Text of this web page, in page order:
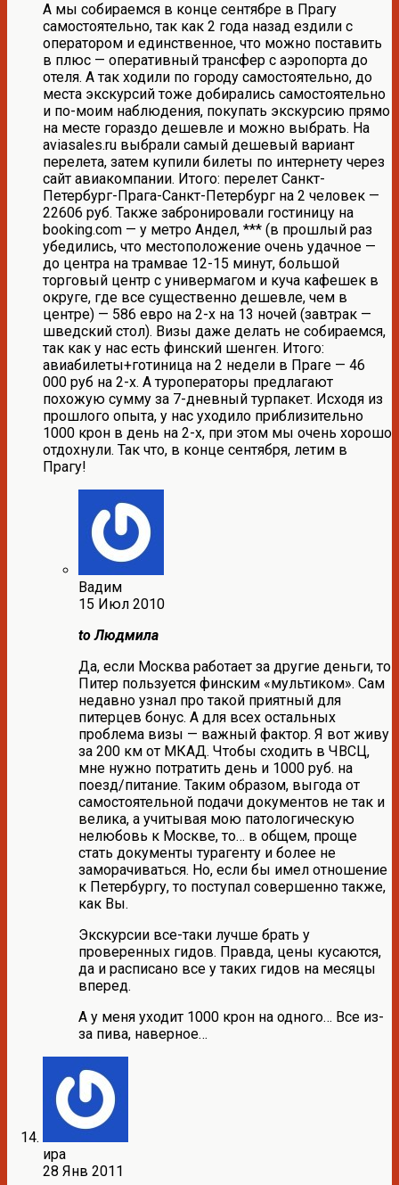
А мы собираемся в конце сентябре в Прагу
самостоятельно, так как 2 года назад ездили с
оператором и единственное, что можно поставить
в плюс — оперативный трансфер с аэропорта до
отеля. А так ходили по городу самостоятельно, до
места экскурсий тоже добирались самостоятельно
и по-моим наблюдения, покупать экскурсию прямо
на месте гораздо дешевле и можно выбрать. На
aviasales.ru выбрали самый дешевый вариант
перелета, затем купили билеты по интернету через
сайт авиакомпании. Итого: перелет Санкт-
Петербург-Прага-Санкт-Петербург на 2 человек —
22606 руб. Также забронировали гостиницу на
booking.com — у метро Андел, *** (в прошлый раз
убедились, что местоположение очень удачное —
до центра на трамвае 12-15 минут, большой
торговый центр с универмагом и куча кафешек в
округе, где все существенно дешевле, чем в
центре) — 586 евро на 2-х на 13 ночей (завтрак —
шведский стол). Визы даже делать не собираемся,
так как у нас есть финский шенген. Итого:
авиабилеты+готиница на 2 недели в Праге — 46
000 руб на 2-х. А туроператоры предлагают
похожую сумму за 7-дневный турпакет. Исходя из
прошлого опыта, у нас уходило приблизительно
1000 крон в день на 2-х, при этом мы очень хорошо
отдохнули. Так что, в конце сентября, летим в
Прагу!
Вадим
15 Июл 2010
to Людмила
Да, если Москва работает за другие деньги, то
Питер пользуется финским «мультиком». Сам
недавно узнал про такой приятный для
питерцев бонус. А для всех остальных
проблема визы — важный фактор. Я вот живу
за 200 км от МКАД. Чтобы сходить в ЧВСЦ,
мне нужно потратить день и 1000 руб. на
поезд/питание. Таким образом, выгода от
самостоятельной подачи документов не так и
велика, а учитывая мою патологическую
нелюбовь к Москве, то… в общем, проще
стать документы турагенту и более не
заморачиваться. Но, если бы имел отношение
к Петербургу, то поступал совершенно также,
как Вы.
Экскурсии все-таки лучше брать у
проверенных гидов. Правда, цены кусаются,
да и расписано все у таких гидов на месяцы
вперед.
А у меня уходит 1000 крон на одного… Все из-
за пива, наверное…
ира
28 Янв 2011